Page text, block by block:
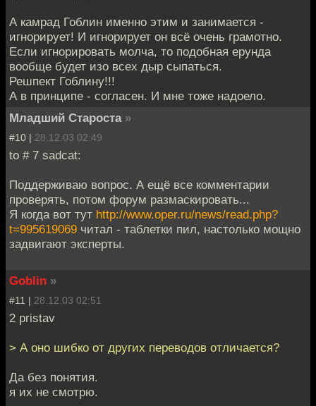
А камрад Гоблин именно этим и занимается -
игнорирует! И игнорирует он всё очень грамотно.
Если игнорировать молча, то подобная ерунда
вообще будет изо всех дыр сыпаться.
Решпект Гоблину!!!
А в принципе - согласен. И мне тоже надоело.
Младший Староста »
#10 | 28.12.03 02:49
to # 7 sadcat:
Поддерживаю вопрос. А ещё все комментарии
проверять, потом форум размаскировать...
Я когда вот тут http://www.oper.ru/news/read.php?
t=995619069 читал - таблетки пил, настолько мощно
задвигают эксперты.
Goblin »
#11 | 28.12.03 02:51
2 pristav
> А оно шибко от других переводов отличается?
Да без понятия.
я их не смотрю.